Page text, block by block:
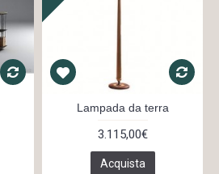
Lampada da terra
3.115,00€
Acquista